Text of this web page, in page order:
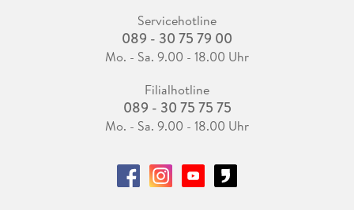
Servicehotline
089 - 30 75 79 00
Mo. - Sa. 9.00 - 18.00 Uhr
Filialhotline
089 - 30 75 75 75
Mo. - Sa. 9.00 - 18.00 Uhr